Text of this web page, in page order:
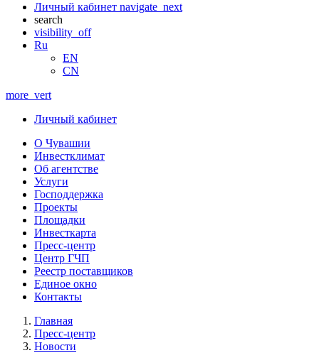
Личный кабинет navigate_next
search
visibility_off
Ru
EN
CN
more_vert
Личный кабинет
О Чувашии
Инвестклимат
Об агентстве
Услуги
Господдержка
Проекты
Площадки
Инвесткарта
Пресс-центр
Центр ГЧП
Реестр поставщиков
Единое окно
Контакты
Главная
Пресс-центр
Новости